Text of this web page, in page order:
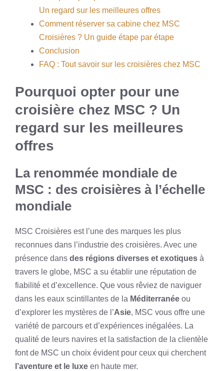
Un regard sur les meilleures offres
Comment réserver sa cabine chez MSC
Croisières ? Un guide étape par étape
Conclusion
FAQ : Tout savoir sur les croisières chez MSC
Pourquoi opter pour une
croisière chez MSC ? Un
regard sur les meilleures
offres
La renommée mondiale de
MSC : des croisières à l’échelle
mondiale
MSC Croisières est l’une des marques les plus
reconnues dans l’industrie des croisières. Avec une
présence dans des régions diverses et exotiques à
travers le globe, MSC a su établir une réputation de
fiabilité et d’excellence. Que vous rêviez de naviguer
dans les eaux scintillantes de la Méditerranée ou
d’explorer les mystères de l’Asie, MSC vous offre une
variété de parcours et d’expériences inégalées. La
qualité de leurs navires et la satisfaction de la clientèle
font de MSC un choix évident pour ceux qui cherchent
l’aventure et le luxe en haute mer.